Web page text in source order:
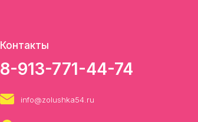
Контакты
8-913-771-44-74
info@zolushka54.ru